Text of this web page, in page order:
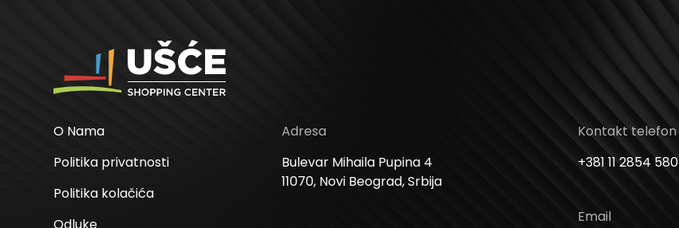
O Nama
Politika privatnosti
Politika kolačića
Adresa
Bulevar Mihaila Pupina 4
11070, Novi Beograd, Srbija
Kontakt telefon
+381 11 2854 580
Email